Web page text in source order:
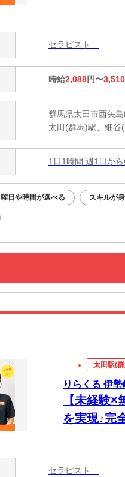
セラピスト
時給2,088円〜3,510
群馬県太田市西矢
太田(群馬)駅、細谷
1日1時間 週1日か
曜日や時間が選べる スキルが
太田駅(
りらくる 伊
【未経験
を実現♪完
セラピスト